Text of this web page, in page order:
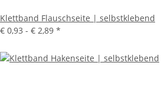
Klettband Flauschseite | selbstklebend
€ 0,93 - € 2,89 *